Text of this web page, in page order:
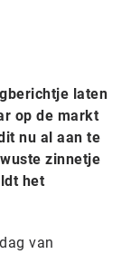
laten
op de markt
nu al aan te
zinnetje
het
van